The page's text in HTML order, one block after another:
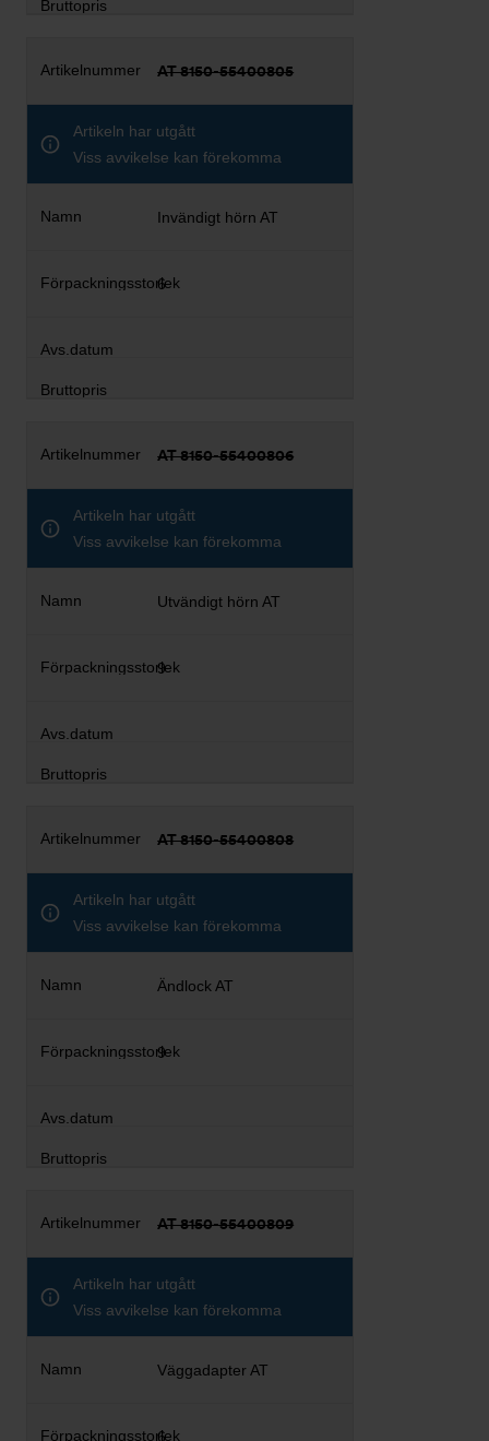
AT 8150-55400805
Artikeln har utgått
Viss avvikelse kan förekomma
Invändigt hörn AT
6
AT 8150-55400806
Artikeln har utgått
Viss avvikelse kan förekomma
Utvändigt hörn AT
9
AT 8150-55400808
Artikeln har utgått
Viss avvikelse kan förekomma
Ändlock AT
9
AT 8150-55400809
Artikeln har utgått
Viss avvikelse kan förekomma
Väggadapter AT
6